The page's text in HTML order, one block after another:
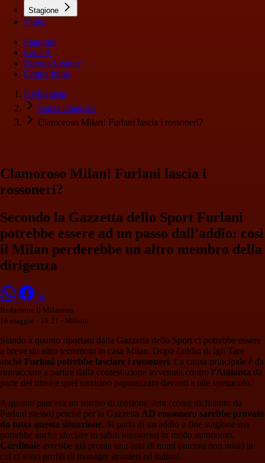
Stagione
Video
Stagione
Serie A
Europa League
Coppa Italia
Il Milanista
Senza categoria
Clamoroso Milan! Furlani lascia i rossoneri?
Clamoroso Milan! Furlani lascia i
rossoneri?
Secondo la Gazzetta dello Sport Furlani
potrebbe essere ad un passo dall'addio: così
il Milan perderebbe un altro membro della
dirigenza
Redazione Il Milanista
16 maggio - 10:21 - Milano
Stando a quanto riportato dalla Gazzetta dello Sport ci potrebbe essere
a breve un altro terremoto in casa Milan. Dopo l'addio di Igli Tare
anche Furlani potrebbe lasciare i rossoneri. La causa principale è da
rintracciare a partire dalla contestazione avvenuta contro l'Atalanta da
parte dei tifosi e quel sorrisino paparazzato davanti a tale spettacolo.
A quanto pare era un sorriso di tensione vera (come dichiarato da
Furlani stesso) perché per la Gazzetta AD rossonero sarebbe provato
da tutta questa situazione. Si parla di un addio a fine stagione ma
potrebbe anche sfociare in saluti imminenti in modo autonomo.
Cardinale avrebbe già pronta una lista di nomi (ancora non nota) in
cui ci sono profili di manager stranieri ed italiani.